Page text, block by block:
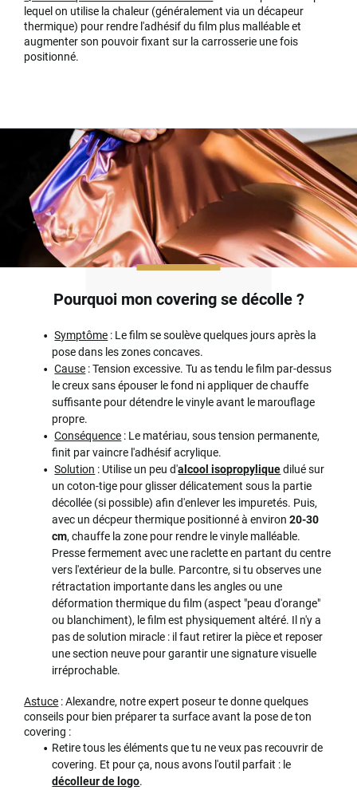
lequel on utilise la chaleur (généralement via un décapeur
thermique) pour rendre l'adhésif du film plus malléable et
augmenter son pouvoir fixant sur la carrosserie une fois
positionné.
Pourquoi mon covering se décolle ?
Symptôme : Le film se soulève quelques jours après la
pose dans les zones concaves.
Cause : Tension excessive. Tu as tendu le film par-dessus
le creux sans épouser le fond ni appliquer de chauffe
suffisante pour détendre le vinyle avant le marouflage
propre.
Conséquence : Le matériau, sous tension permanente,
finit par vaincre l'adhésif acrylique.
Solution : Utilise un peu d'alcool isopropyliquedilué sur
un coton-tige pour glisser délicatement sous la partie
décollée (si possible) afin d'enlever les impuretés. Puis,
avec un décpeur thermique positionné à environ20-30
cm, chauffe la zone pour rendre le vinyle malléable.
Presse fermement avec une raclette en partant du centre
vers l'extérieur de la bulle. Parcontre, si tu observes une
rétractation importante dans les angles ou une
déformation thermique du film (aspect "peau d'orange"
ou blanchiment), le film est physiquement altéré. Il n'y a
pas de solution miracle : il faut retirer la pièce et reposer
une section neuve pour garantir une signature visuelle
irréprochable.
Astuce : Alexandre, notre expert poseur te donne quelques
conseils pour bien préparer ta surface avant la pose de ton
covering :
Retire tous les éléments que tu ne veux pas recouvrir de
covering. Et pour ça, nous avons l'outil parfait : le
décolleur de logo.